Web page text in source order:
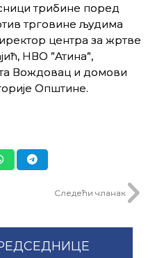
трибине поред
трговине људима
центра за жртве
НВО ”Атина”,
Вождовац и домови
Општине.
Следећи чланак